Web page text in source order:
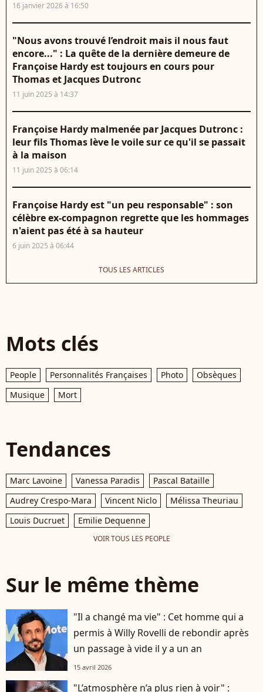
16 janvier 2026 à 16:50
"Nous avons trouvé l’endroit mais il nous faut
encore..." : La quête de la dernière demeure de
Françoise Hardy est toujours en cours pour
Thomas et Jacques Dutronc
11 juin 2025 à 14:37
Françoise Hardy malmenée par Jacques Dutronc :
leur fils Thomas lève le voile sur ce qu'il se passait
à la maison
11 juin 2025 à 06:14
Françoise Hardy est "un peu responsable" : son
célèbre ex-compagnon regrette que les hommages
n'aient pas été à sa hauteur
6 juin 2025 à 06:44
TOUS LES ARTICLES
Mots clés
People Personnalités Françaises Photo
Obsèques
Musique
Mort
Tendances
Marc Lavoine Vanessa Paradis
Pascal Bataille
Audrey Crespo-Mara
Vincent Niclo
Mélissa Theuriau
Louis Ducruet
Emilie Dequenne
VOIR TOUS LES PEOPLE
Sur le même thème
"Il a changé ma vie" : Cet homme qui a
permis à Willy Rovelli de rebondir après
un passage à vide il y a un an
15 avril 2026
"L’atmosphère n’a plus rien à voir" :